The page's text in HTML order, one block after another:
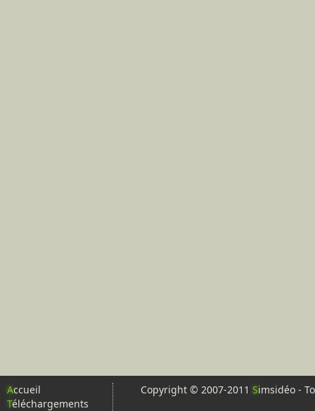
Accueil
Téléchargements
Copyright © 2007-2011 Simsidéo -